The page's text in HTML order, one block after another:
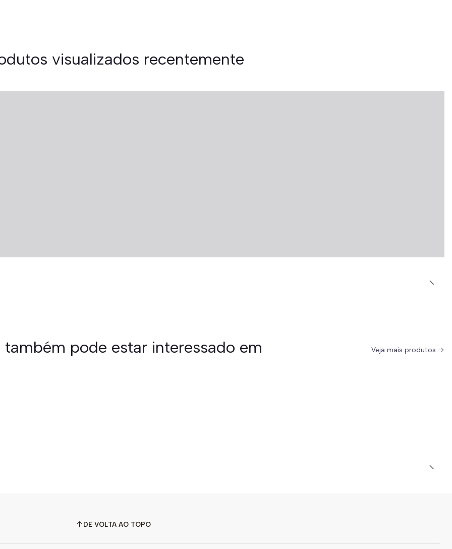
visualizados recentemente
também pode estar interessado em Veja mais produtos
DE VOLTA AO TOPO